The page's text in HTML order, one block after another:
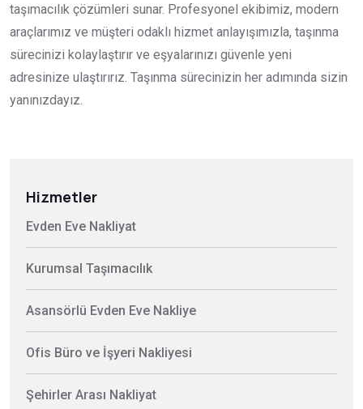
taşımacılık çözümleri sunar. Profesyonel ekibimiz, modern
araçlarımız ve müşteri odaklı hizmet anlayışımızla, taşınma
sürecinizi kolaylaştırır ve eşyalarınızı güvenle yeni
adresinize ulaştırırız. Taşınma sürecinizin her adımında sizin
yanınızdayız.
Hizmetler
Evden Eve Nakliyat
Kurumsal Taşımacılık
Asansörlü Evden Eve Nakliye
Ofis Büro ve İşyeri Nakliyesi
Şehirler Arası Nakliyat